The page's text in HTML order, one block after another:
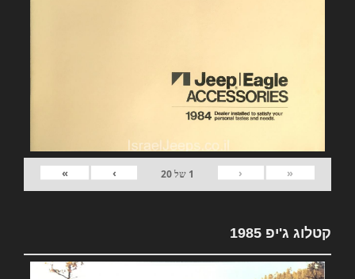
«
‹
1 של20
›
»
קטלוג ג'יפ 1985